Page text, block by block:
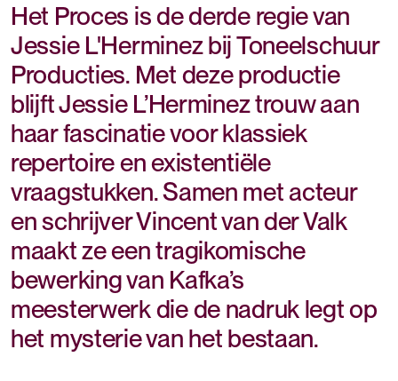
Het Proces is de derde regie van
Jessie L'Herminez bij Toneelschuur
Producties. Met deze productie
blijft Jessie L’Herminez trouw aan
haar fascinatie voor klassiek
repertoire en existentiële
vraagstukken. Samen met acteur
en schrijver Vincent van der Valk
maakt ze een tragikomische
bewerking van Kafka’s
meesterwerk die de nadruk legt op
het mysterie van het bestaan.